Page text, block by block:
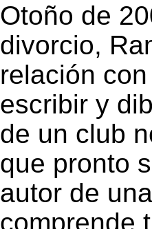
Otoño de
divorcio,
relación
escribir y
de un club
que pronto
autor de
comprende